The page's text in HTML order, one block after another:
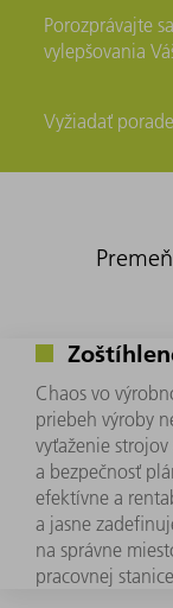
Porozprávajte
vylepšovania
Vyžiadať
Chaos vo
priebeh výroby
vyťaženie
a bezpečnosť
efektívne a
a jasne
na správne
pracovnej